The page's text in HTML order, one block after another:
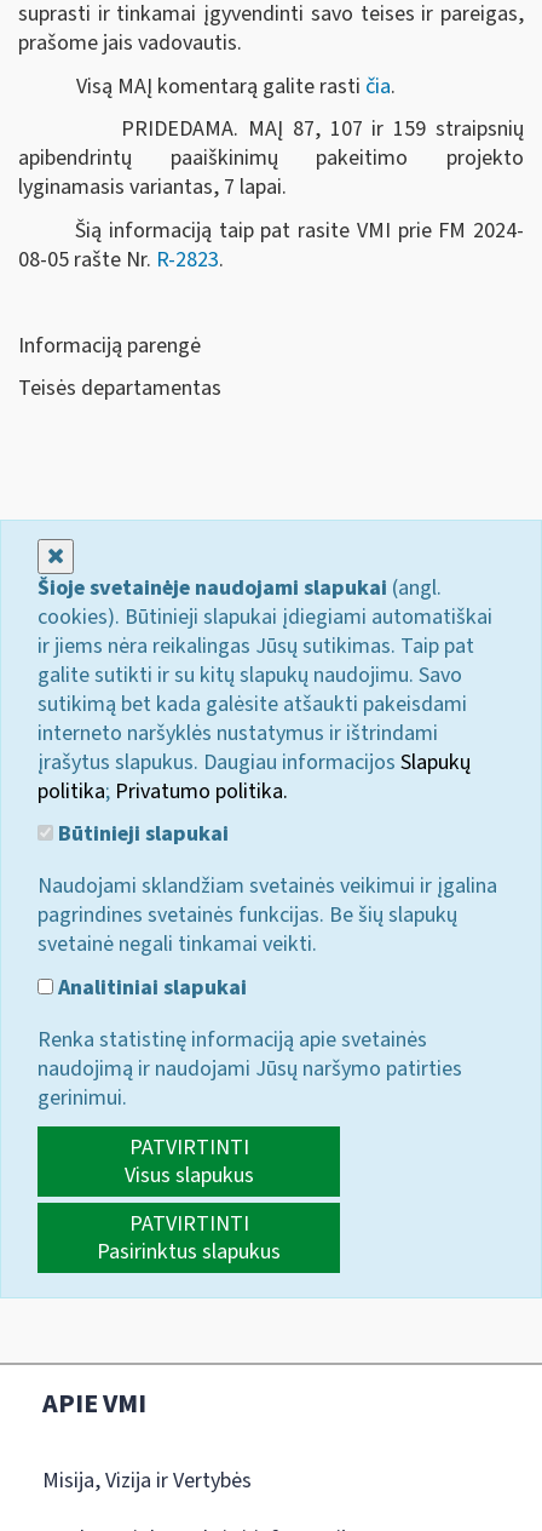
suprasti ir tinkamai įgyvendinti savo teises ir pareigas,
prašome jais vadovautis.
Visą MAĮ komentarą galite rasti čia.
PRIDEDAMA. MAĮ 87, 107 ir 159 straipsnių
apibendrintų paaiškinimų pakeitimo projekto
lyginamasis variantas, 7 lapai.
Šią informaciją taip pat rasite VMI prie FM 2024-
08-05 rašte Nr. R-2823.
Informaciją parengė
Teisės departamentas
Šioje svetainėje naudojami slapukai (angl.
cookies). Būtinieji slapukai įdiegiami automatiškai
ir jiems nėra reikalingas Jūsų sutikimas. Taip pat
galite sutikti ir su kitų slapukų naudojimu. Savo
sutikimą bet kada galėsite atšaukti pakeisdami
interneto naršyklės nustatymus ir ištrindami
įrašytus slapukus. Daugiau informacijos Slapukų
politika; Privatumo politika.
Būtinieji slapukai
Naudojami sklandžiam svetainės veikimui ir įgalina
pagrindines svetainės funkcijas. Be šių slapukų
svetainė negali tinkamai veikti.
Analitiniai slapukai
Renka statistinę informaciją apie svetainės
naudojimą ir naudojami Jūsų naršymo patirties
gerinimui.
PATVIRTINTI
Visus slapukus
PATVIRTINTI
Pasirinktus slapukus
APIE VMI
Misija, Vizija ir Vertybės